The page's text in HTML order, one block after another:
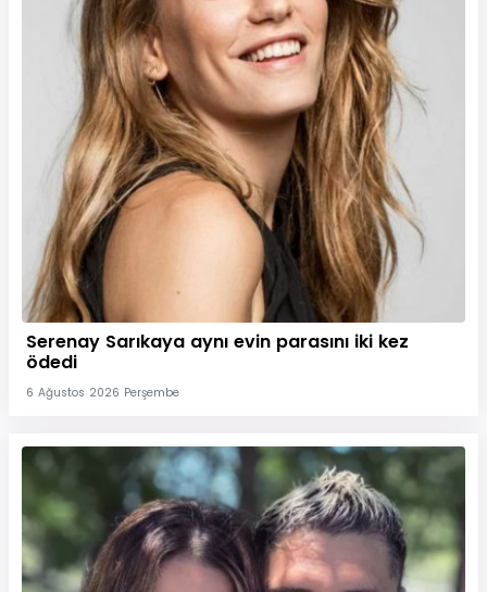
Serenay Sarıkaya aynı evin parasını iki kez
ödedi
6 Ağustos 2026 Perşembe